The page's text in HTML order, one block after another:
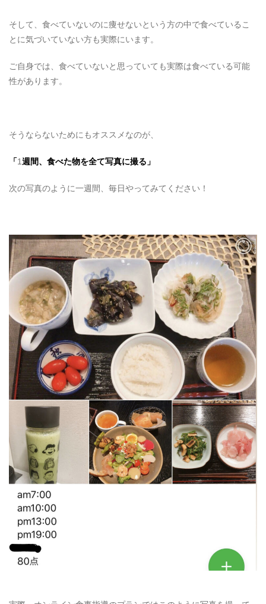
そして、食べていないのに痩せないという方の中で食べているこ
とに気づいていない方も実際にいます。
ご自身では、食べていないと思っていても実際は食べている可能
性があります。
そうならないためにもオススメなのが、
「1週間、食べた物を全て写真に撮る」
次の写真のように一週間、毎日やってみてください！